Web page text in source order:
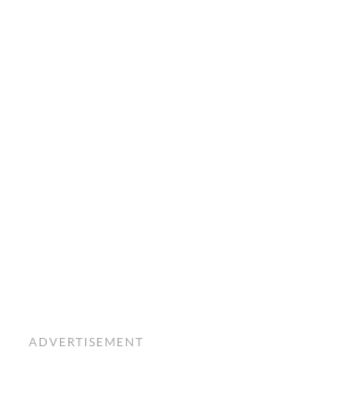
ADVERTISEMENT